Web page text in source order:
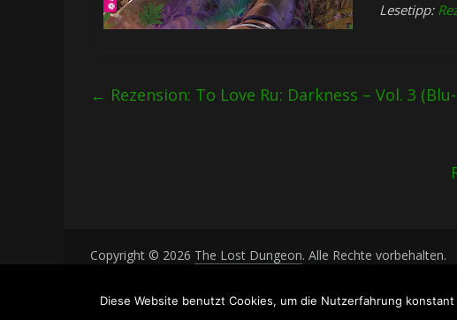
Lesetipp:
← Rezension: To Love Ru: Darkness – Vol. 3
Copyright © 2026 The Lost Dungeon. Alle Rechte vorbehalten.
Diese Website benutzt Cookies, um die Nutzerfahrung